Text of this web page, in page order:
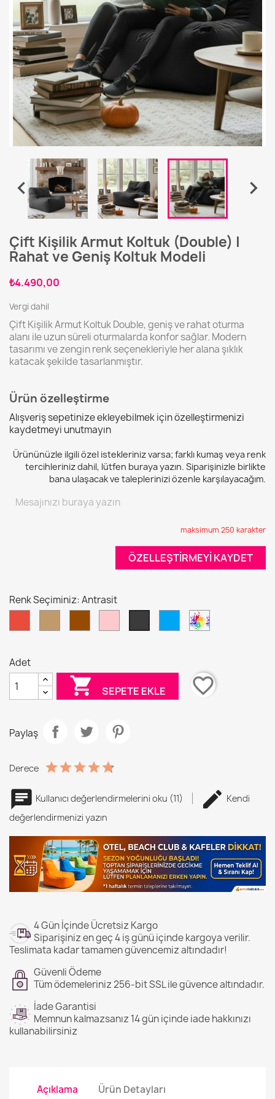
 
Çift Kişilik Armut Koltuk (Double) |
Rahat ve Geniş Koltuk Modeli
₺4.490,00
Vergi dahil
Çift Kişilik Armut Koltuk Double, geniş ve rahat oturma
alanı ile uzun süreli oturmalarda konfor sağlar. Modern
tasarımı ve zengin renk seçenekleriyle her alana şıklık
katacak şekilde tasarlanmıştır.
Ürün özelleştirme
Alışveriş sepetinize ekleyebilmek için özelleştirmenizi
kaydetmeyi unutmayın
Ürününüzle ilgili özel istekleriniz varsa; farklı kumaş veya renk
tercihleriniz dahil, lütfen buraya yazın. Siparişinizle birlikte
bana ulaşacak ve taleplerinizi özenle karşılayacağım.
maksimum 250 karakter
ÖZELLEŞTIRMEYI KAYDET
Renk Seçiminiz: Antrasit
Turkuaz
Mavi
Tüm
renk
eklemek
için
Adet
 SEPETE EKLE favorite_border
Paylaş
Derece
Kullanıcı değerlendirmelerini oku (11)
Kendi
değerlendirmenizi yazın
4 Gün İçinde Ücretsiz Kargo
Siparişiniz en geç 4 iş günü içinde kargoya verilir.
Teslimata kadar tamamen güvencemiz altındadır!
Güvenli Ödeme
Tüm ödemeleriniz 256-bit SSL ile güvence altındadır.
İade Garantisi
Memnun kalmazsanız 14 gün içinde iade hakkınızı
kullanabilirsiniz
Açıklama Ürün Detayları